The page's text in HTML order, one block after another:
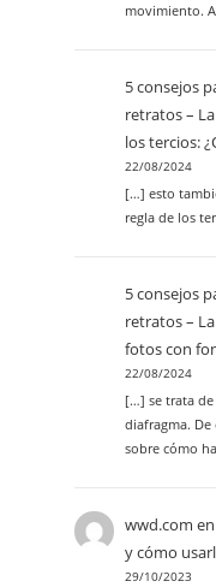
movimiento.
5 consejos
retratos –
los tercios:
22/08/2024
[…] esto
regla de los
5 consejos
retratos –
fotos con
22/08/2024
[…] se trata
diafragma.
sobre cómo
wwd.com en
y cómo
29/10/2023